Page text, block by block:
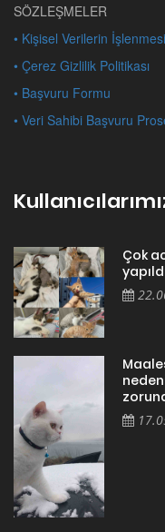
SÖZLEŞMELER
• Kişisel Verilerin İşlenmesi
• Çerez Gizlilik Politikası
• Başvuru Formu
• Veri Sahibi Başvuru
Çok